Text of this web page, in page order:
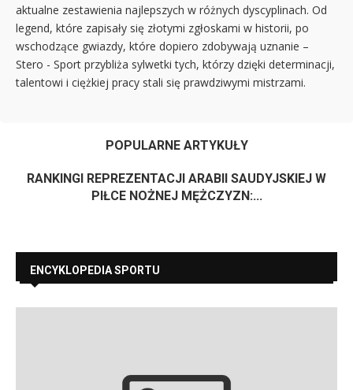
aktualne zestawienia najlepszych w różnych dyscyplinach. Od
legend, które zapisały się złotymi zgłoskami w historii, po
wschodzące gwiazdy, które dopiero zdobywają uznanie –
Stero - Sport przybliża sylwetki tych, którzy dzięki determinacji,
talentowi i ciężkiej pracy stali się prawdziwymi mistrzami.
POPULARNE ARTYKUŁY
RANKINGI REPREZENTACJI ARABII SAUDYJSKIEJ W
PIŁCE NOŻNEJ MĘŻCZYZN:...
ENCYKLOPEDIA SPORTU